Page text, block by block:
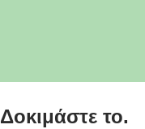
Δοκιμάστε το.